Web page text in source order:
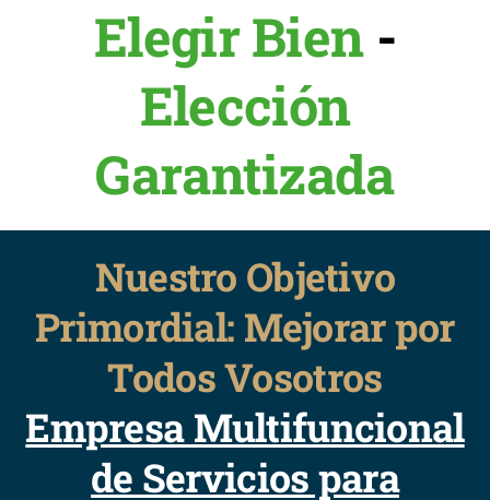
Elegir Bien -
Elección
Garantizada
Nuestro Objetivo
Primordial: Mejorar por
Todos Vosotros
Empresa Multifuncional
de Servicios para